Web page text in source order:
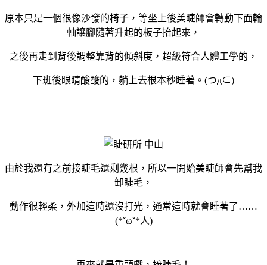
原本只是一個很像沙發的椅子，等坐上後美睫師會轉動下面輪
軸讓腳隨著升起的板子抬起來，
之後再走到背後調整靠背的傾斜度，超級符合人體工學的，
下班後眼睛酸酸的，躺上去根本秒睡著。(つд⊂)
由於我還有之前接睫毛還剩幾根，所以一開始美睫師會先幫我
卸睫毛，
動作很輕柔，外加這時還沒打光，通常這時就會睡著了……
(*ˇωˇ*人)